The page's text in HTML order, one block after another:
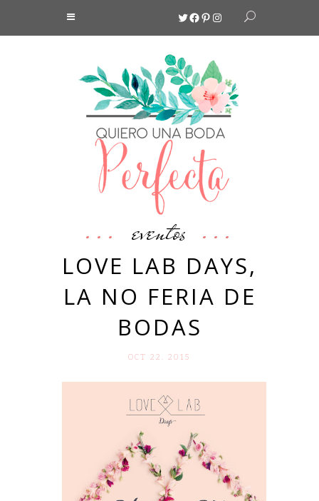
Twitter
Facebook
Pinterest
Instagram
eventos
LOVE LAB DAYS,
LA NO FERIA DE
BODAS
OCT 22. 2015